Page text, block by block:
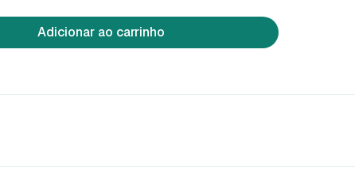
Adicionar ao carrinho